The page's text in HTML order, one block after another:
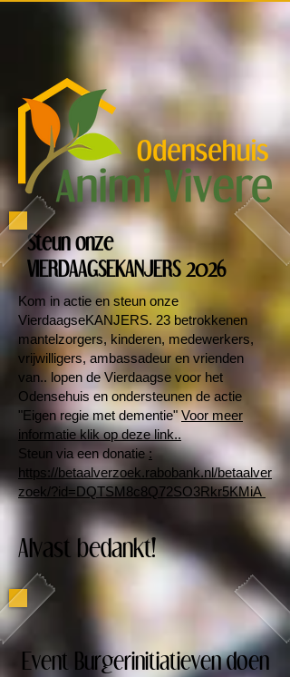
Steun onze
VIERDAAGSEKANJERS 2026
Kom in actie en steun onze
VierdaagseKANJERS. 23 betrokkenen
mantelzorgers, kinderen, medewerkers,
vrijwilligers, ambassadeur en vrienden
van.. lopen de Vierdaagse voor het
Odensehuis en ondersteunen de actie
"Eigen regie met dementie"Voor meer
informatie klik op deze link..
Steun via een donatie:
https://betaalverzoek.rabobank.nl/betaalver
zoek/?id=DQTSM8c8Q72SO3Rkr5KMiA
Alvast bedankt!
Event Burgerinitiatieven doen